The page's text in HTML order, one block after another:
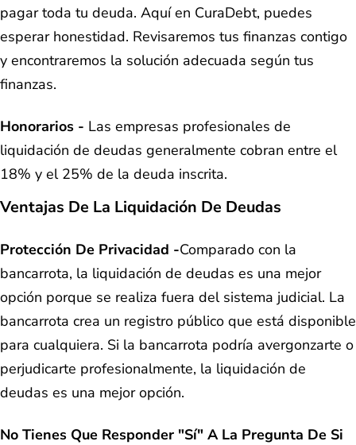
pagar toda tu deuda. Aquí en CuraDebt, puedes
esperar honestidad. Revisaremos tus finanzas contigo
y encontraremos la solución adecuada según tus
finanzas.
Honorarios - Las empresas profesionales de
liquidación de deudas generalmente cobran entre el
18% y el 25% de la deuda inscrita.
Ventajas De La Liquidación De Deudas
Protección De Privacidad -Comparado con la
bancarrota, la liquidación de deudas es una mejor
opción porque se realiza fuera del sistema judicial. La
bancarrota crea un registro público que está disponible
para cualquiera. Si la bancarrota podría avergonzarte o
perjudicarte profesionalmente, la liquidación de
deudas es una mejor opción.
No Tienes Que Responder "sí" A La Pregunta De Si